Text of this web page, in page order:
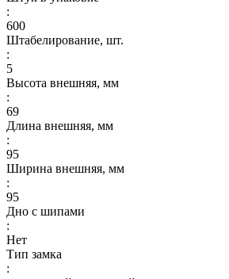
:
600
Штабелирование, шт.
:
5
Высота внешняя, мм
:
69
Длина внешняя, мм
:
95
Ширина внешняя, мм
:
95
Дно с шипами
:
Нет
Тип замка
: